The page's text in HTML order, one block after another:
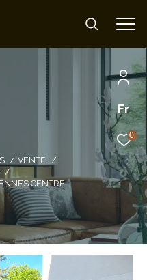
Fr
0
VENTE
CENTRE